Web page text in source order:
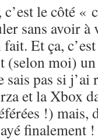
le côté «
sans avoir à
Et ça,
(selon moi)
pas si j’ai
et la Xbox
!) mais,
finalement !